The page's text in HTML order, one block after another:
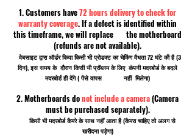
1. Customers have72 hours delivery to check for
warranty coverage. If a defect is identified within
this timeframe, we will replace the motherboard
(refunds are not available).
वेबसाइट द्वारा ऑर्डर किया किसी भी प्रोडक्ट का चेकिंग वैधता 72 घंटे की है (3
दिन), इस समय के दौरान किसी भी प्रॉब्लम के लिए कंपनी मदरबोर्ड के बदले
मदरबोर्ड ही देंगे ( पैसे वापस नहीं मिलेगा)
2. Motherboards donot include a camera(Camera
must be purchased separately).
किसी भी मदरबोर्ड कैमरे के साथ नहीं आता है (कैमरा चाहिए तो अलग से
खरीदना पड़ेगा)